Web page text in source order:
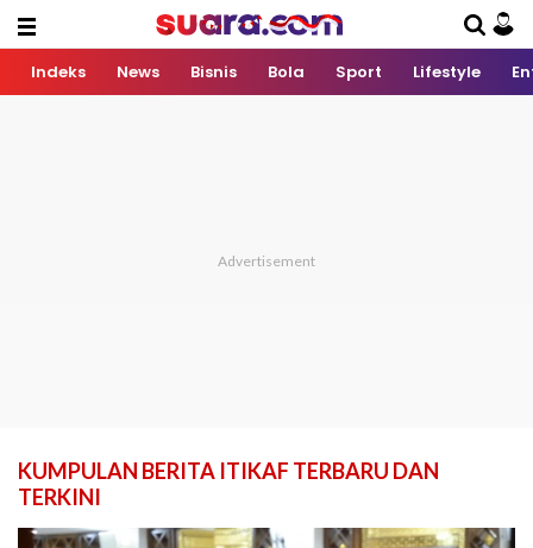
Indeks News Bisnis Bola Sport Lifestyle
KUMPULAN BERITA ITIKAF TERBARU DAN
TERKINI